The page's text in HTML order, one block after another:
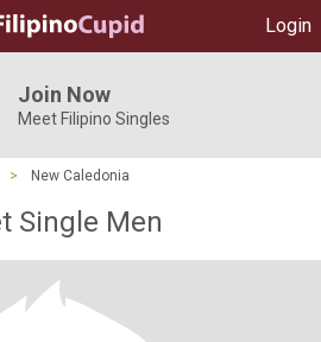
Login
Join Now
Meet Filipino Singles
> New Caledonia
Single Men